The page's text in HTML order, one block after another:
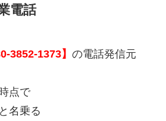
電話
3852-1373】の電話発信元
点で
と名乗る